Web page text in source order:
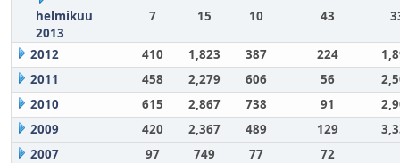
helmikuu
2013
7 15 10 43
2012 410 1,823 387 224
2011
458 2,279 606 56
2010
615 2,867 738 91
2009
420 2,367 489 129
2007
97 749 77 72